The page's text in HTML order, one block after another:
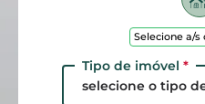
Selecione a/
Tipo de imóvel *
selecione o tipo